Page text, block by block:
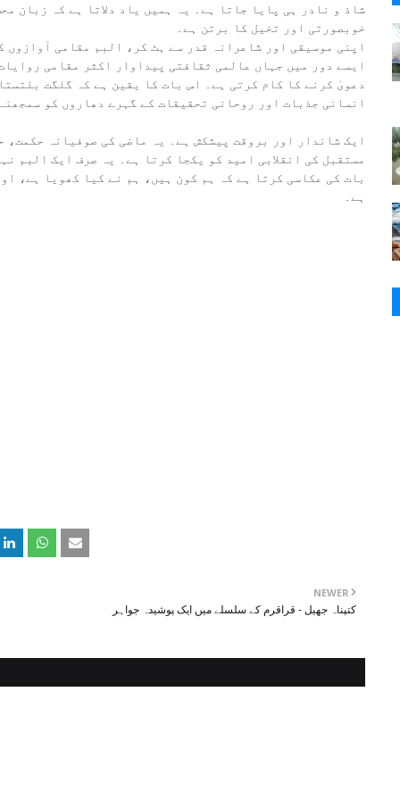
شاذ و نادر ہی پایا جاتا ہے۔ یہ ہمیں یاد دلاتا ہے کہ زبان
خوبصورتی اور تخیل کا برتن ہے۔
اپنی موسیقی اور شاعرانہ قدر سے ہٹ کر، البم مقامی
ایسے دور میں جہاں عالمی ثقافتی پیداوار اکثر مقامی
دعویٰ کرنے کا کام کرتی ہے۔ اس بات کا یقین ہے کہ گلگت
انسانی جذبات اور روحانی تحقیقات کے گہرے دھاروں کو
مستقبل کی انقلابی امید کو یکجا کرتا ہے۔ یہ صرف ایک البم
بات کی عکاسی کرتا ہے کہ ہم کون ہیں، ہم نے کیا کھویا ہے،
ہے۔
NEWER
کتپناہ جھیل - قراقرم کے سلسلے میں ایک پوشیدہ جواہر